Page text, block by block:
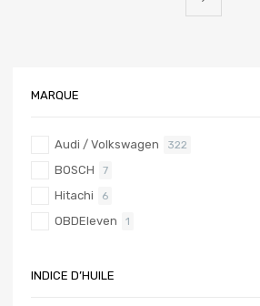
MARQUE
Audi / Volkswagen 322
BOSCH 7
Hitachi 6
OBDEleven 1
INDICE D’HUILE